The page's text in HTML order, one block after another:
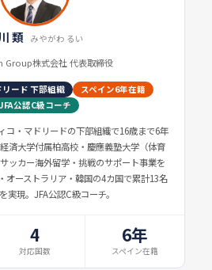
類 みやがわ るい
Group株式会社 代表取締役
ード 下部組織
スペイン6年在籍
JFA公認C級コーチ
コ・マドリードの下部組織で16歳まで6年
済大学付属柏高校・慶應義塾大学（体育
ッカー海外留学・挑戦のサポート事業を
オーストラリア・韓国の4カ国で累計13名
実現。JFA公認C級コーチ。
4
対応国数
6年
スペイン在籍